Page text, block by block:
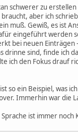
schwerer zu
aber ich
muß. Gewiß, es ist
eingeführt werden
bei neuen Einträgen
drinne sind, finde ich
ich den Fokus drauf
so ein Beispiel, was
Immerhin war die
ist immer noch